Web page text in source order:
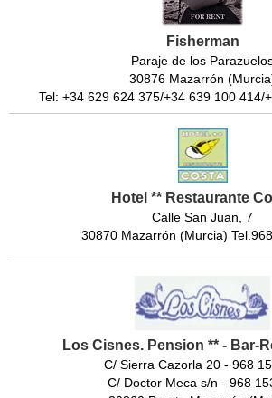
Fisherman
Paraje de los
30876 Mazarrón
Tel: +34 629 624 375/+34 639 100 414/
Hotel ** Restaurante
Calle San Juan, 7
30870 Mazarrón (Murcia)
Los Cisnes. Pension ** - Bar-
C/ Sierra Cazorla 20 - 968
C/ Doctor Meca s/n - 968